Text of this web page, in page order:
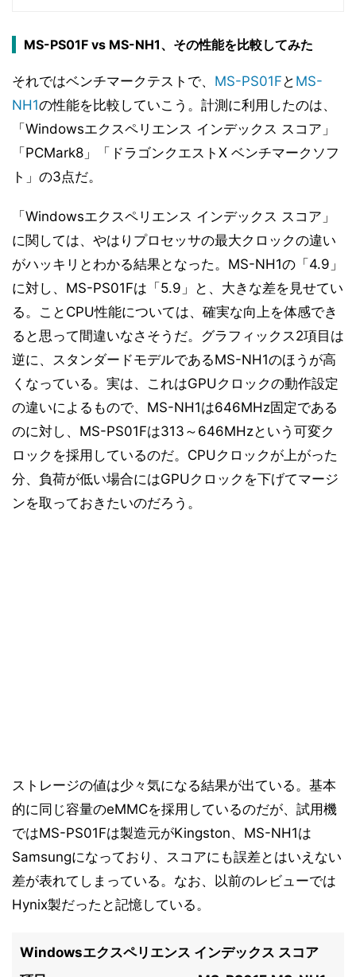
MS-PS01F vs MS-NH1、その性能を比較してみた
それではベンチマークテストで、 MS-PS01F と MS-
NH1の性能を比較していこう。計測に利用したのは、
「Windowsエクスペリエンス インデックス スコア」
「PCMark8」「ドラゴンクエストX ベンチマークソフ
ト」の3点だ。
「Windowsエクスペリエンス インデックス スコア」
に関しては、やはりプロセッサの最大クロックの違い
がハッキリとわかる結果となった。MS-NH1の「4.9」
に対し、MS-PS01Fは「5.9」と、大きな差を見せてい
る。ことCPU性能については、確実な向上を体感でき
ると思って間違いなさそうだ。グラフィックス2項目は
逆に、スタンダードモデルであるMS-NH1のほうが高
くなっている。実は、これはGPUクロックの動作設定
の違いによるもので、MS-NH1は646MHz固定である
のに対し、MS-PS01Fは313～646MHzという可変ク
ロックを採用しているのだ。CPUクロックが上がった
分、負荷が低い場合にはGPUクロックを下げてマージ
ンを取っておきたいのだろう。
ストレージの値は少々気になる結果が出ている。基本
的に同じ容量のeMMCを採用しているのだが、試用機
ではMS-PS01Fは製造元がKingston、MS-NH1は
Samsungになっており、スコアにも誤差とはいえない
差が表れてしまっている。なお、以前のレビューでは
Hynix製だったと記憶している。
Windowsエクスペリエンス インデックス スコア